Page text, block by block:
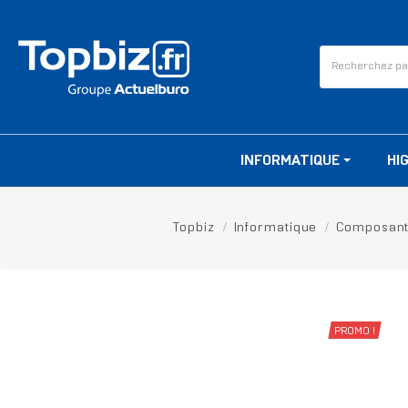
INFORMATIQUE
Topbiz Informatique
PROMO !